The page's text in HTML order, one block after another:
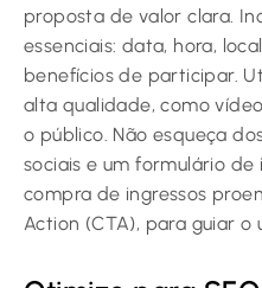
proposta de valor clara.
essenciais: data, hora,
benefícios de participar.
alta qualidade, como
o público. Não esqueça
sociais e um formulário
compra de ingressos
Action (CTA), para guiar o